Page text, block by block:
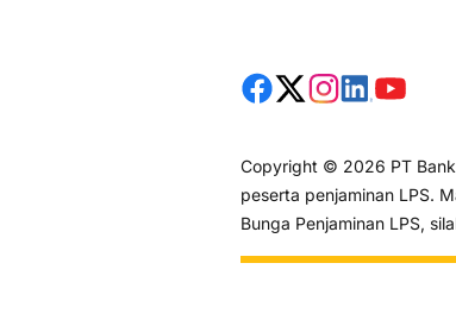
Copyright © 2026 PT Bank
peserta penjaminan LPS.
Bunga Penjaminan LPS,